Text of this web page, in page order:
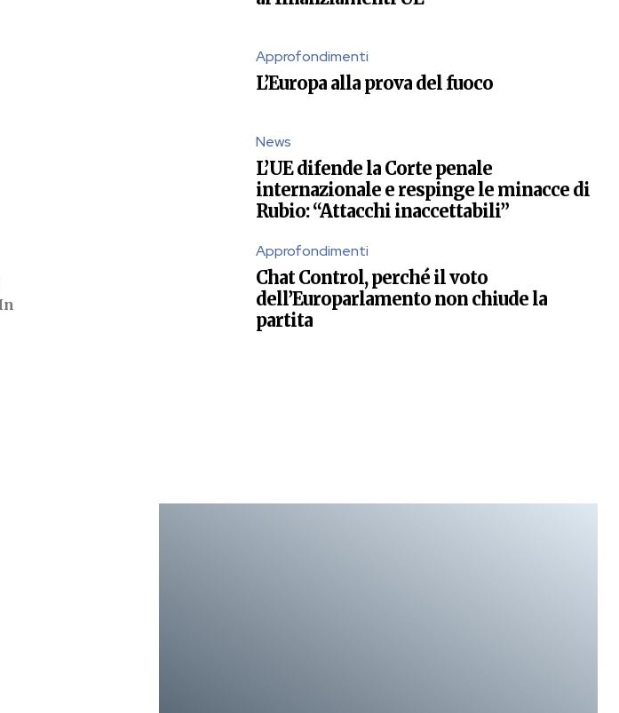
Approfondimenti
L’Europa alla prova del fuoco
News
L’UE difende la Corte penale
internazionale e respinge le minacce di
Rubio: “Attacchi inaccettabili”
Approfondimenti
Chat Control, perché il voto
dell’Europarlamento non chiude la
partita